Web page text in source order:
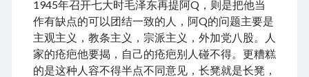
June 2008
1945年召开七大时毛泽东再提阿Q，则是把他当
作有缺点的可以团结一致的人，阿Q的问题主要是
主观主义，教条主义，宗派主义，外加党八股。人
家的疮疤他要揭，自己的疮疤别人碰不得。更糟糕
的是这种人容不得半点不同意见，长凳就是长凳，